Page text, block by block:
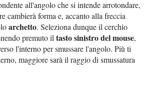
all'angolo che si intende arrotondare,
cambierà forma e, accanto alla freccia
archetto. Seleziona dunque il cerchio
premuto iltasto sinistro del mouse,
l'interno per smussare l'angolo. Più ti
maggiore sarà il raggio di smussatura